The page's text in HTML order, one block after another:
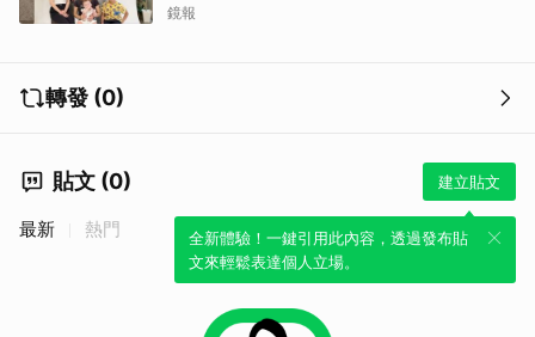
傻眼了
鏡報
轉發 (0)
貼文 (0) 建立貼文
全新體驗！一鍵引用此內容，透過發布貼
文來輕鬆表達個人立場。
最新 熱門